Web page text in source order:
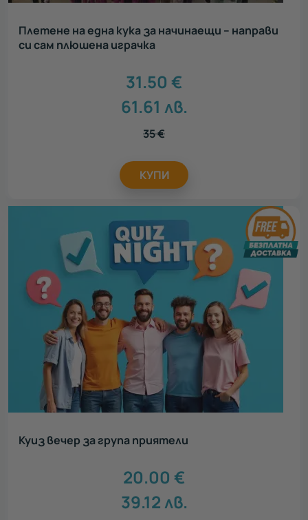
Плетене на една кука за начинаещи – направи
си сам плюшена играчка
31.50 €
61.61 лв.
35€
КУПИ
Куиз вечер за група приятели
20.00 €
39.12лв.